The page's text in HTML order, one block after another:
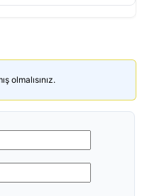
olmalısınız.